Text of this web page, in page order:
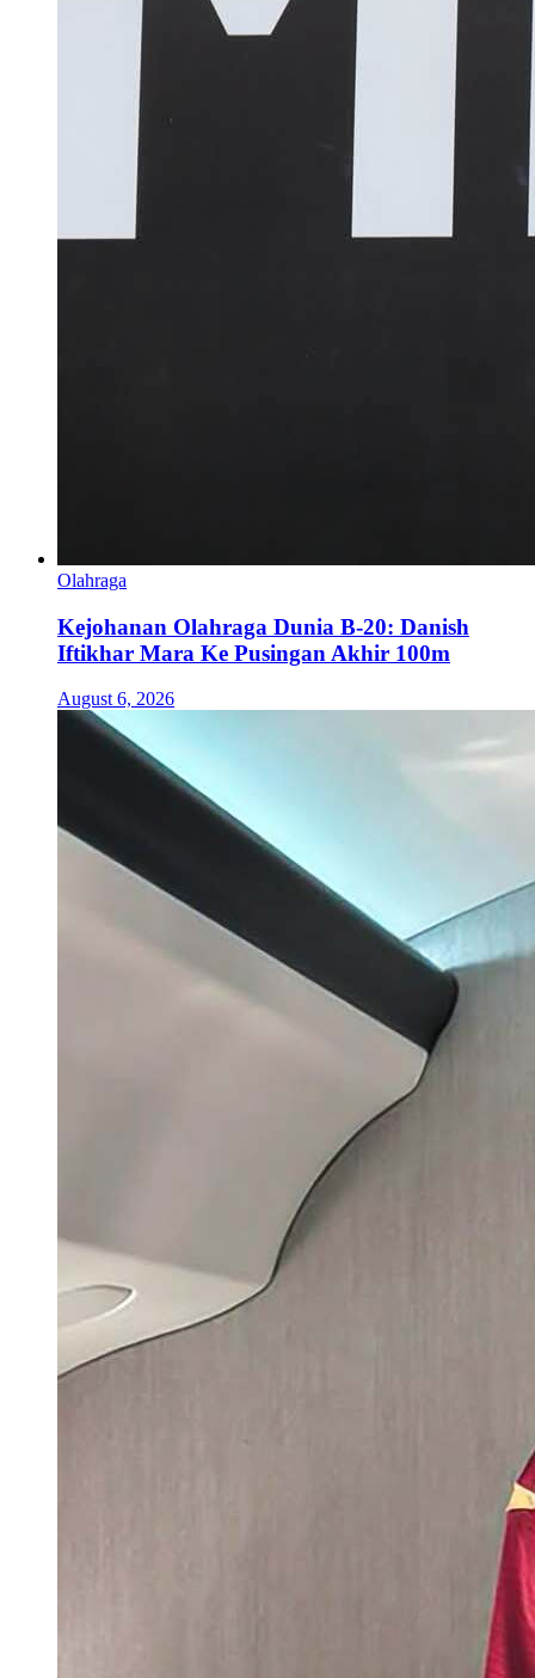
Olahraga
Kejohanan Olahraga Dunia B-20: Danish
Iftikhar Mara Ke Pusingan Akhir 100m
August 6, 2026